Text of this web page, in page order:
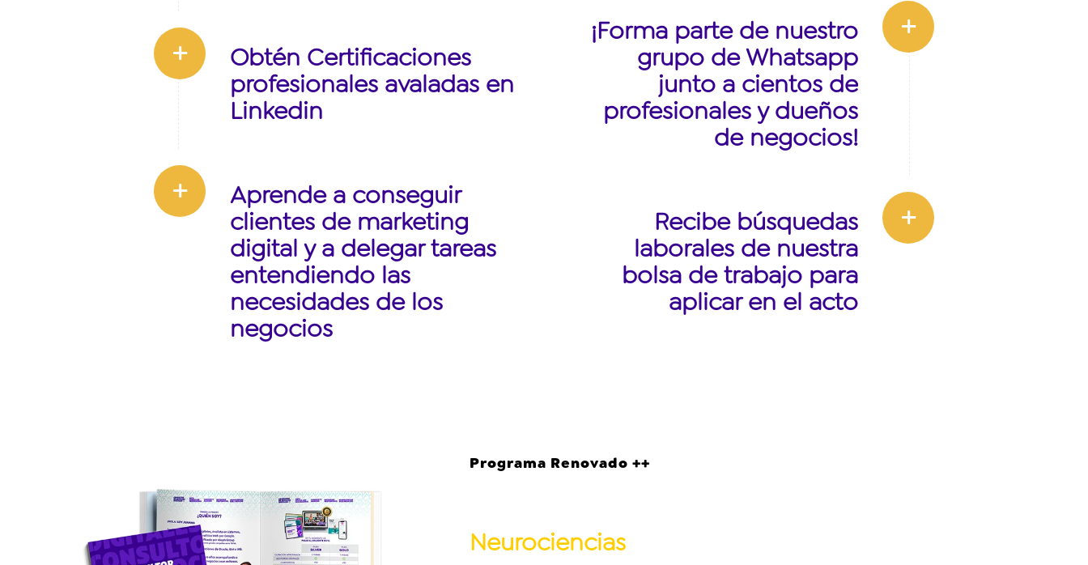
Obtén Certificaciones
profesionales avaladas en
Linkedin
Aprende a conseguir
clientes de marketing
digital y a delegar tareas
entendiendo las
necesidades de los
negocios
¡Forma parte de nuestro
grupo de Whatsapp
junto a cientos de
profesionales y dueños
de negocios!
Recibe búsquedas
laborales de nuestra
bolsa de trabajo para
aplicar en el acto
Programa Renovado ++
Neurociencias